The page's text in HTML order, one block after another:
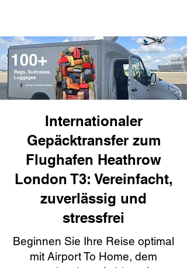
Internationaler
Gepäcktransfer zum
Flughafen Heathrow
London T3: Vereinfacht,
zuverlässig und
stressfrei
Beginnen Sie Ihre Reise optimal
mit Airport To Home, dem